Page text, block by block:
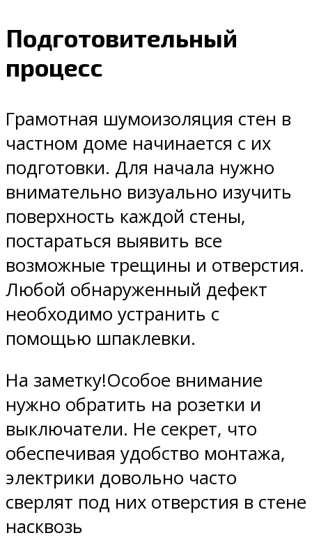
Подготовительный
процесс
Грамотная шумоизоляция стен в
частном доме начинается с их
подготовки. Для начала нужно
внимательно визуально изучить
поверхность каждой стены,
постараться выявить все
возможные трещины и отверстия.
Любой обнаруженный дефект
необходимо устранить с
помощью шпаклевки.
На заметку!Особое внимание
нужно обратить на розетки и
выключатели. Не секрет, что
обеспечивая удобство монтажа,
электрики довольно часто
сверлят под них отверстия в стене
насквозь